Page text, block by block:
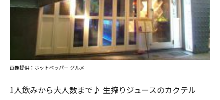
1人飲みから大人数まで♪ 生搾りジュースのカクテル
画像提供：ホットペッパー グルメ